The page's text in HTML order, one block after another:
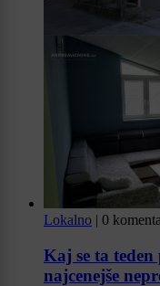
Lokalno | 0
Kaj se ta
najcenejše